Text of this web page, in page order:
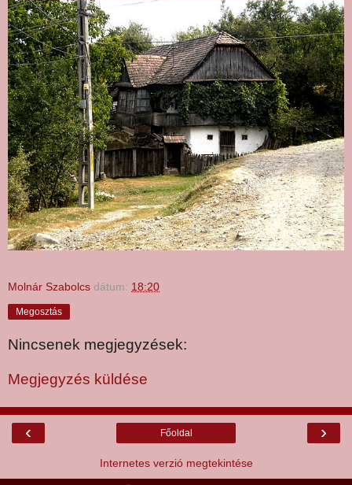
Molnár Szabolcs dátum: 18:20
Megosztás
Nincsenek megjegyzések:
Megjegyzés küldése
‹ ›
Főoldal
Internetes verzió megtekintése